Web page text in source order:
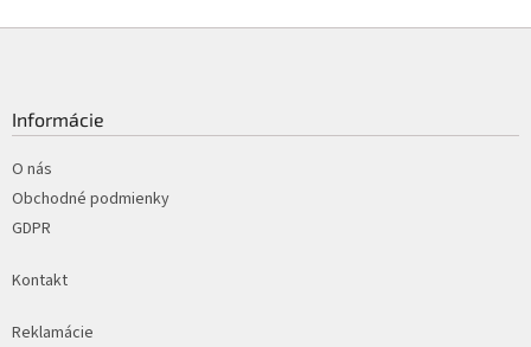
Informácie
O nás
Obchodné podmienky
GDPR
Kontakt
Reklamácie